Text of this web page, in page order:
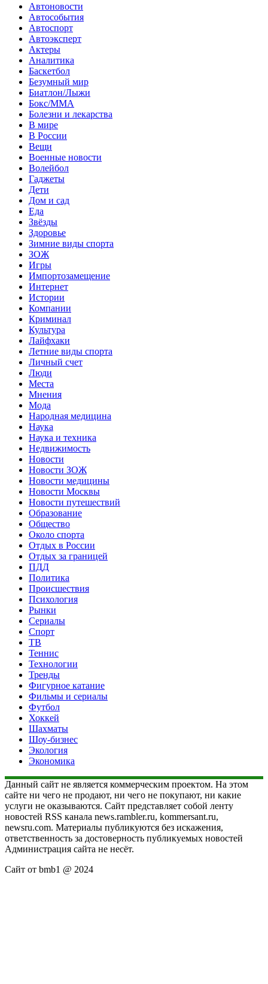
Автоновости
Автособытия
Автоспорт
Автоэксперт
Актеры
Аналитика
Баскетбол
Безумный мир
Биатлон/Лыжи
Бокс/MMA
Болезни и лекарства
В мире
В России
Вещи
Военные новости
Волейбол
Гаджеты
Дети
Дом и сад
Еда
Звёзды
Здоровье
Зимние виды спорта
ЗОЖ
Игры
Импортозамещение
Интернет
Истории
Компании
Криминал
Культура
Лайфхаки
Летние виды спорта
Личный счет
Люди
Места
Мнения
Мода
Народная медицина
Наука
Наука и техника
Недвижимость
Новости
Новости ЗОЖ
Новости медицины
Новости Москвы
Новости путешествий
Образование
Общество
Около спорта
Отдых в России
Отдых за границей
ПДД
Политика
Происшествия
Психология
Рынки
Сериалы
Спорт
ТВ
Теннис
Технологии
Тренды
Фигурное катание
Фильмы и сериалы
Футбол
Хоккей
Шахматы
Шоу-бизнес
Экология
Экономика
Данный сайт не является коммерческим проектом. На этом
сайте ни чего не продают, ни чего не покупают, ни какие
услуги не оказываются. Сайт представляет собой ленту
новостей RSS канала news.rambler.ru, kommersant.ru,
newsru.com. Материалы публикуются без искажения,
ответственность за достоверность публикуемых новостей
Администрация сайта не несёт.
Сайт от bmb1 @ 2024